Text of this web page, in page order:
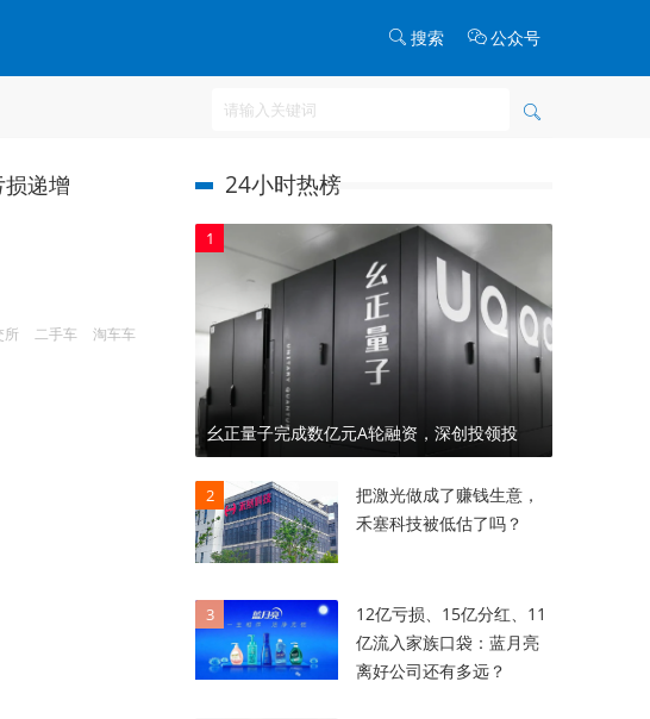
搜索 公众号
损递增
所 二手车 淘车车
24小时热榜
1
幺正量子完成数亿元A轮融资，深创投领投
2
把激光做成了赚钱生意，
禾塞科技被低估了吗？
3
12亿亏损、15亿分红、11
亿流入家族口袋：蓝月亮
离好公司还有多远？